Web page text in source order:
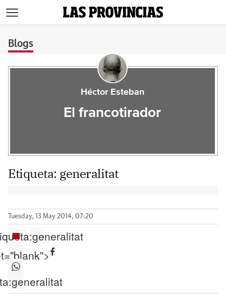
Blogs
Héctor Esteban
El francotirador
Etiqueta: generalitat
Tuesday, 13 May 2014, 07:20
generalitat
generalitat